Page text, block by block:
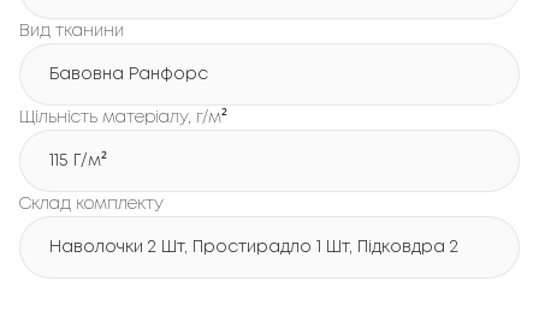
Вид тканини
Бавовна Ранфорс
Щільність матеріалу, г/м²
115 Г/м²
Склад комплекту
Наволочки 2 Шт, Простирадло 1 Шт, Підковдра 2 Шт